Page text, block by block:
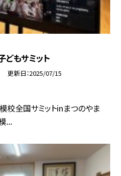
もサミット
更新日 2025/07/15
全国サミットinまつのやま
...